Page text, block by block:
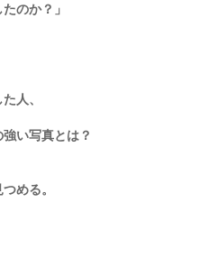
のか？」
人、
い写真とは？
める。